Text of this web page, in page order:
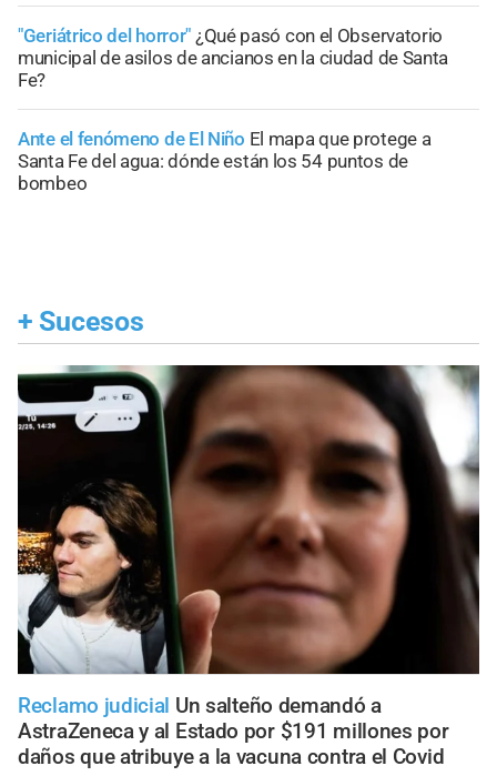
"Geriátrico del horror" ¿Qué pasó con el Observatorio
municipal de asilos de ancianos en la ciudad de Santa
Fe?
Ante el fenómeno de El Niño El mapa que protege a
Santa Fe del agua: dónde están los 54 puntos de
bombeo
+ Sucesos
Reclamo judicial Un salteño demandó a
AstraZeneca y al Estado por $191 millones por
daños que atribuye a la vacuna contra el Covid